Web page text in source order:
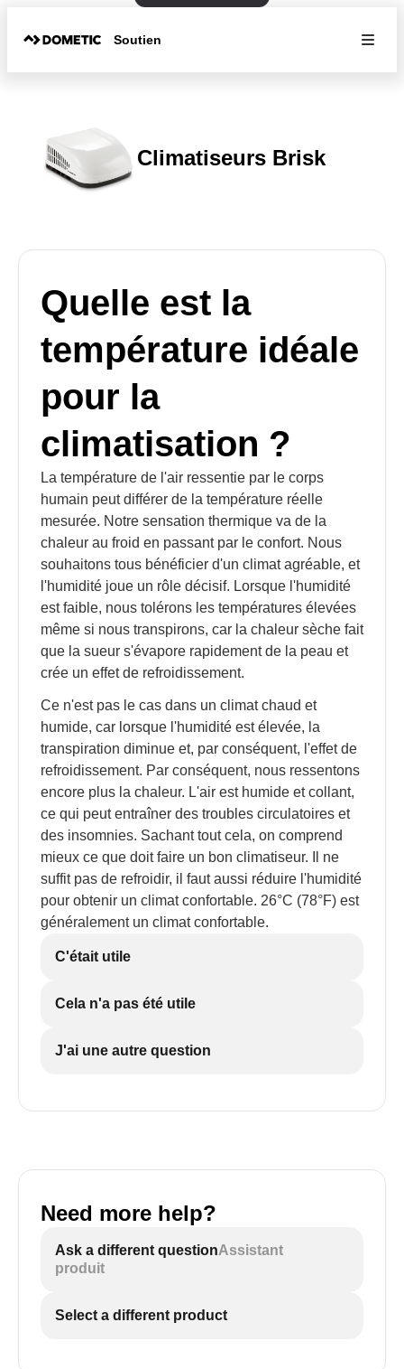
Soutien
Climatiseurs Brisk
Quelle est la
température idéale
pour la
climatisation ?
La température de l'air ressentie par le corps
humain peut différer de la température réelle
mesurée. Notre sensation thermique va de la
chaleur au froid en passant par le confort. Nous
souhaitons tous bénéficier d'un climat agréable, et
l'humidité joue un rôle décisif. Lorsque l'humidité
est faible, nous tolérons les températures élevées
même si nous transpirons, car la chaleur sèche fait
que la sueur s'évapore rapidement de la peau et
crée un effet de refroidissement.
Ce n'est pas le cas dans un climat chaud et
humide, car lorsque l'humidité est élevée, la
transpiration diminue et, par conséquent, l'effet de
refroidissement. Par conséquent, nous ressentons
encore plus la chaleur. L'air est humide et collant,
ce qui peut entraîner des troubles circulatoires et
des insomnies. Sachant tout cela, on comprend
mieux ce que doit faire un bon climatiseur. Il ne
suffit pas de refroidir, il faut aussi réduire l'humidité
pour obtenir un climat confortable. 26°C (78°F) est
généralement un climat confortable.
C'était utile
Cela n'a pas été utile
J'ai une autre question
Need more help?
Ask a different questionAssistant
produit
Select a different product